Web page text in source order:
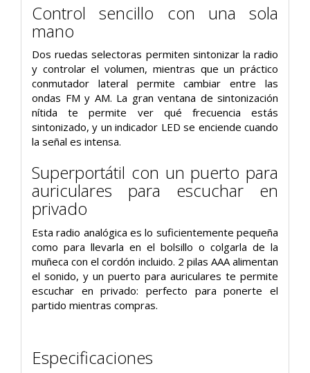
Control sencillo con una sola
mano
Dos ruedas selectoras permiten sintonizar la radio
y controlar el volumen, mientras que un práctico
conmutador lateral permite cambiar entre las
ondas FM y AM. La gran ventana de sintonización
nítida te permite ver qué frecuencia estás
sintonizado, y un indicador LED se enciende cuando
la señal es intensa.
Superportátil con un puerto para
auriculares para escuchar en
privado
Esta radio analógica es lo suficientemente pequeña
como para llevarla en el bolsillo o colgarla de la
muñeca con el cordón incluido. 2 pilas AAA alimentan
el sonido, y un puerto para auriculares te permite
escuchar en privado: perfecto para ponerte el
partido mientras compras.
Especificaciones